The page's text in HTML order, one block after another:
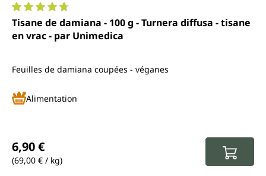
Note moyenne de 4.8 sur 5 étoiles
Tisane de damiana - 100 g - Turnera diffusa - tisane
en vrac - par Unimedica
Feuilles de damiana coupées - véganes
Alimentation
6,90 €
(69,00 € / kg)